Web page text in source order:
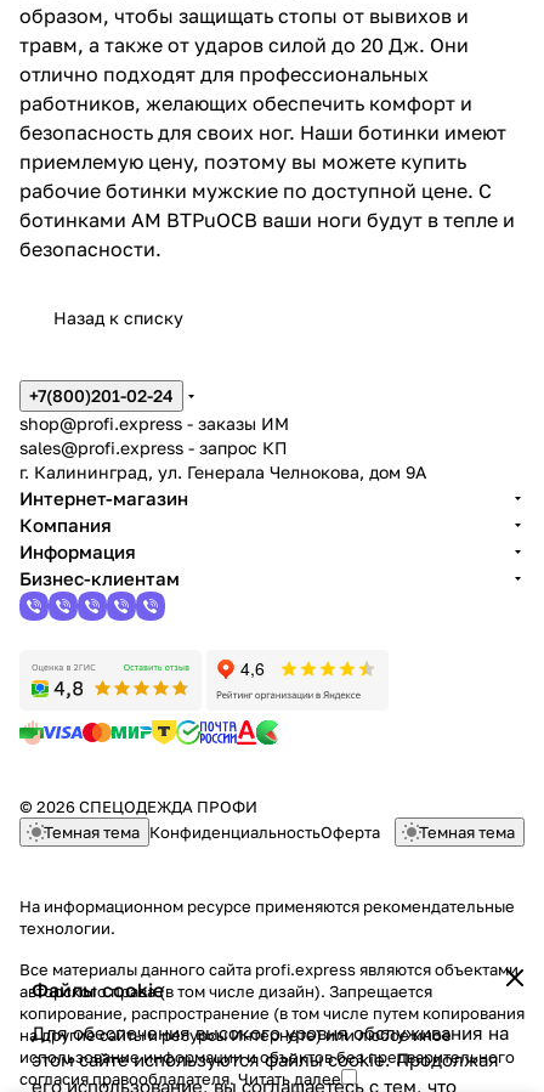
образом, чтобы защищать стопы от вывихов и
травм, а также от ударов силой до 20 Дж. Они
отлично подходят для профессиональных
работников, желающих обеспечить комфорт и
безопасность для своих ног. Наши ботинки имеют
приемлемую цену, поэтому вы можете купить
рабочие ботинки мужские по доступной цене. С
ботинками AM BTPuOCB ваши ноги будут в тепле и
безопасности.
Назад к списку
Файлы cookie
Для обеспечения высокого уровня обслуживания на
этом сайте используются файлы cookie. Продолжая
его использование, вы соглашаетесь с тем, что
+7(800)201-02-24
shop@profi.express - заказы ИМ
sales@profi.express - запрос КП
г. Калининград, ул. Генерала Челнокова, дом 9A
Интернет-магазин
Компания
Информация
Бизнес-клиентам
© 2026 СПЕЦОДЕЖДА ПРОФИ
Темная тема КонфиденциальностьОферта Темная тема
На информационном ресурсе применяются рекомендательные
технологии.
Все материалы данного сайта profi.express являются объектами
авторского права (в том числе дизайн). Запрещается
копирование, распространение (в том числе путем копирования
на другие сайты и ресурсы Интернете) или любое иное
использование информации и объектов без предварительного
согласия правообладателя. Читать далее